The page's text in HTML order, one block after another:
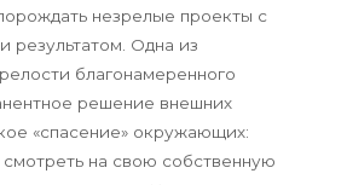
незрелые проекты с
результатом. Одна из
благонамеренного
решение внешних
«спасение» окружающих:
смотреть на свою собственную